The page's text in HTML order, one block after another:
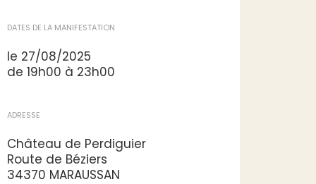
DATES DE LA MANIFESTATION
le 27/08/2025
de 19h00 à 23h00
ADRESSE
Château de Perdiguier
Route de Béziers
34370 MARAUSSAN